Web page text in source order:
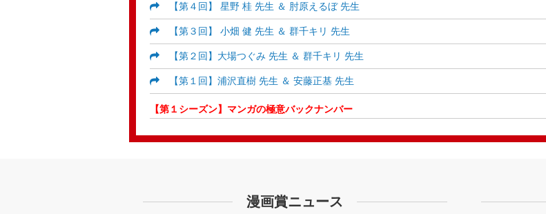
【第４回】 星野 桂 先生 ＆ 肘原えるぼ 先生
【第３回】 小畑 健 先生 ＆ 群千キリ 先生
【第２回】大場つぐみ 先生 ＆ 群千キリ 先生
【第１回】浦沢直樹 先生 ＆ 安藤正基 先生
【第１シーズン】マンガの極意バックナンバー
【第４回】八木教広 先生 ＆ 賀来ゆうじ 先生
漫画賞ニュース